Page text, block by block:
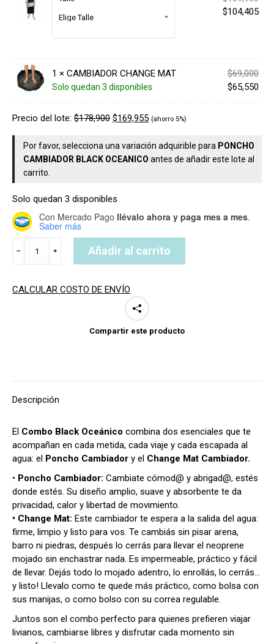
$104,405El
1 × CAMBIADOR CHANGE MAT
Solo quedan 3 disponibles
$69,000El
$65,550
Precio del lote: $178,900 $169,955 (ahorro 5%)
Por favor, selecciona una variación adquirible para PONCHO
CAMBIADOR BLACK OCEANICO antes de añadir este lote al
carrito.
Solo quedan 3 disponibles
Con Mercado Pago llévalo ahora y paga mes a mes.
Saber más
MAT
BLACK
﹣ ﹢ Añadir al carrito
CALCULAR COSTO DE ENVÍO
Compartir este producto
Descripción
El Combo Black Oceánico combina dos esenciales que te
acompañan en cada metida, cada viaje y cada escapada al
agua: el Poncho Cambiador y el Change Mat Cambiador.
• Poncho Cambiador: Cambiate cómod@ y abrigad@, estés
donde estés. Su diseño amplio, suave y absorbente te da
privacidad, calor y libertad de movimiento.
• Change Mat: Este cambiador te espera a la salida del agua:
firme, limpio y listo para vos. Te cambiás sin pisar arena,
barro ni piedras, después lo cerrás para llevar el neoprene
mojado sin enchastrar nada. Es impermeable, práctico y fácil
de llevar. Dejás todo lo mojado adentro, lo enrollás, lo cerrás…
y listo! Llevalo como te quede más práctico, como bolsa con
sus manijas, o como bolso con su correa regulable.
Juntos son el combo perfecto para quienes prefieren viajar
livianos, cambiarse libres y disfrutar cada momento sin